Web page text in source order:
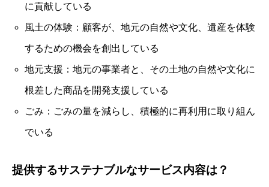
に貢献している
風土の体験：顧客が、地元の自然や文化、遺産を体験
するための機会を創出している
地元支援：地元の事業者と、その土地の自然や文化に
根差した商品を開発支援している
ごみ：ごみの量を減らし、積極的に再利用に取り組ん
でいる
提供するサステナブルなサービス内容は？